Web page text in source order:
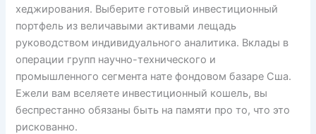
хеджирования. Выберите готовый инвестиционный
портфель из величавыми активами лещадь
руководством индивидуального аналитика. Вклады в
операции групп научно-технического и
промышленного сегмента нате фондовом базаре Сша.
Ежели вам вселяете инвестиционный кошель, вы
беспрестанно обязаны быть на памяти про то, что это
рискованно.